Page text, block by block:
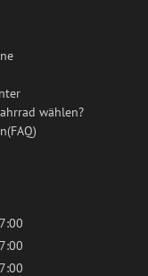
wählen?